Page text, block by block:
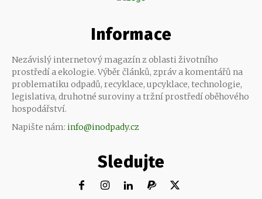
Informace
Nezávislý internetový magazín z oblasti životního
prostředí a ekologie. Výběr článků, zpráv a komentářů na
problematiku odpadů, recyklace, upcyklace, technologie,
legislativa, druhotné suroviny a tržní prostředí oběhového
hospodářství.
Napište nám: info@inodpady.cz
Sledujte